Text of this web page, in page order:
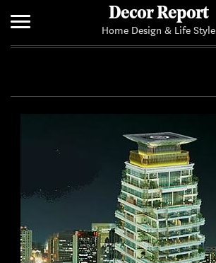
Decor Report
Home Design & Life Style